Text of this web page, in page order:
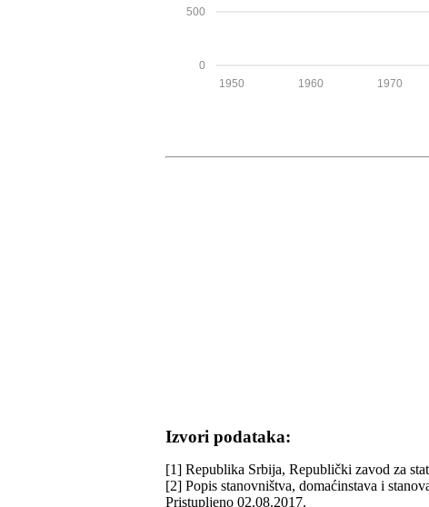
0
500
1970
1960
1950
Izvori podataka:
[1] Republika Srbija, Republički zavod za
[2] Popis stanovništva, domaćinstava i
Pristupljeno 02.08.2017.